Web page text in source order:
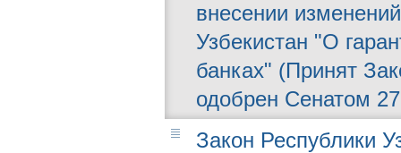
внесении
Узбекистан "О
банках" (Принят
одобрен Сенатом
Закон Республики